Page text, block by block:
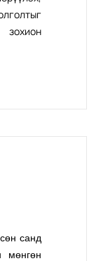
зохион
санд
мөнгөн